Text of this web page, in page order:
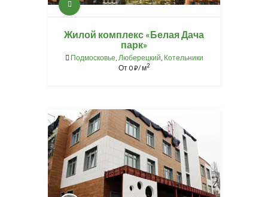
Жилой комплекс «Белая Дача
парк»
Подмосковье Люберецкий Котельники
От0⃏/ м2